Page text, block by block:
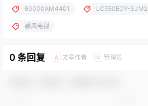
60000AM4401 LC550EGY-SJM2
暴风电视
0 条回复 A 文章作者 M 管理员